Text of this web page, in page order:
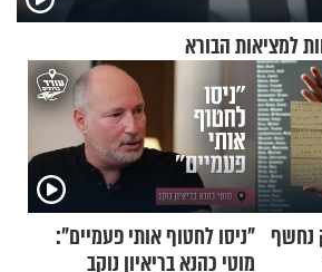
למציאות הבורא
נחשף "ניסו לחטוף אותי פעמיים":
מוטי כהנא בריאיון נוקב